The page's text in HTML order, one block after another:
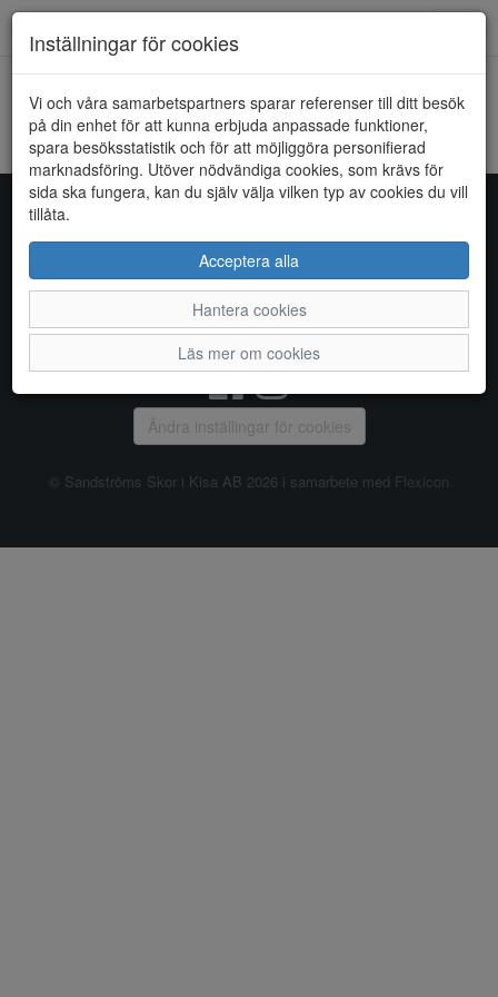
HEM BUGATTI
Kunde inte hitta några artiklar...
Inställningar för cookies
Vi och våra samarbetspartners sparar referenser till ditt besök
på din enhet för att kunna erbjuda anpassade funktioner,
spara besöksstatistik och för att möjliggöra personifierad
marknadsföring. Utöver nödvändiga cookies, som krävs för
sida ska fungera, kan du själv välja vilken typ av cookies du vill
tillåta.
Acceptera alla
Hantera cookies
Läs mer om cookies
Sandströms Skor i Kisa AB
Storgatan 14, 590 38 KISA, Telefon:
| Om oss Kontakta oss
Ändra inställingar för cookies
© Sandströms Skor i Kisa AB 2026 i samarbete med Flexicon